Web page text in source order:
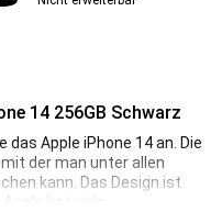
14 256GB Schwarz
Apple iPhone 14 an. Die
der man unter allen
kann. Das Design ist
hat viele